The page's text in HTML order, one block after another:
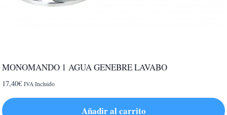
MONOMANDO 1 AGUA GENEBRE LAVABO
17,40€ IVA Incluido
Añadir al carrito